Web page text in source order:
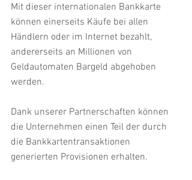
Mit dieser internationalen Bankkarte
können einerseits Käufe bei allen
Händlern oder im Internet bezahlt,
andererseits an Millionen von
Geldautomaten Bargeld abgehoben
werden.
Dank unserer Partnerschaften können
die Unternehmen einen Teil der durch
die Bankkartentransaktionen
generierten Provisionen erhalten.